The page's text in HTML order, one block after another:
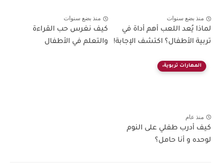
منذ بضع سنوات
لماذا يُعد اللعب أهم أداة في
تربية الأطفال؟ اكتشف الإجابة!
منذ بضع سنوات
كيف نغرس حب القراءة
والتعلم في الأطفال
المهارات تربوية،
منذ عام
كيف أدرب طفلي على النوم
لوحده و أنا حامل؟